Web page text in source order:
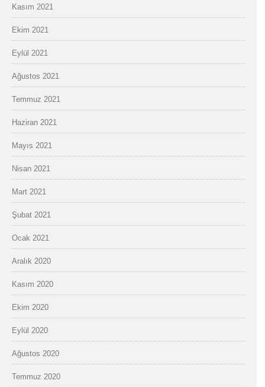
Kasım 2021
Ekim 2021
Eylül 2021
Ağustos 2021
Temmuz 2021
Haziran 2021
Mayıs 2021
Nisan 2021
Mart 2021
Şubat 2021
Ocak 2021
Aralık 2020
Kasım 2020
Ekim 2020
Eylül 2020
Ağustos 2020
Temmuz 2020